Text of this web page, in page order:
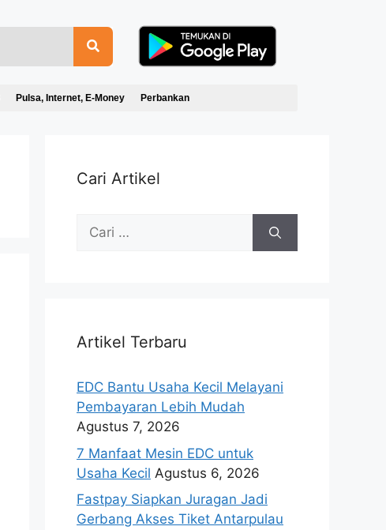
Pulsa, Internet, E-Money Perbankan
Cari Artikel
Artikel Terbaru
EDC Bantu Usaha Kecil Melayani
Pembayaran Lebih Mudah
Agustus 7, 2026
7 Manfaat Mesin EDC untuk
Usaha Kecil Agustus 6, 2026
Fastpay Siapkan Juragan Jadi
Gerbang Akses Tiket Antarpulau